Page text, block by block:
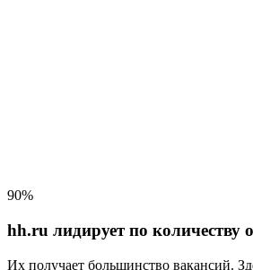
90%
hh.ru лидирует по количеству
Их получает большинство вакансий.